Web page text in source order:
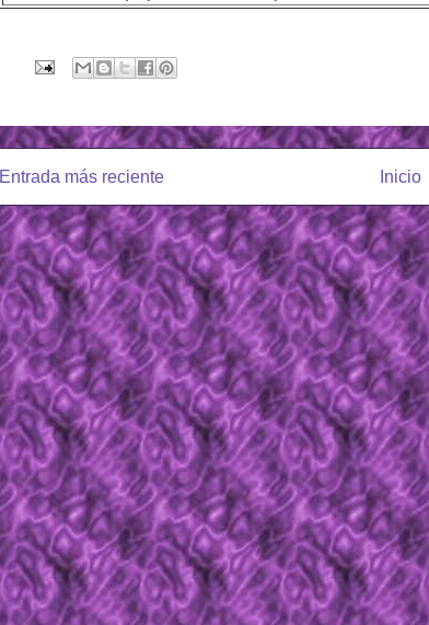
Entrada más reciente Inicio